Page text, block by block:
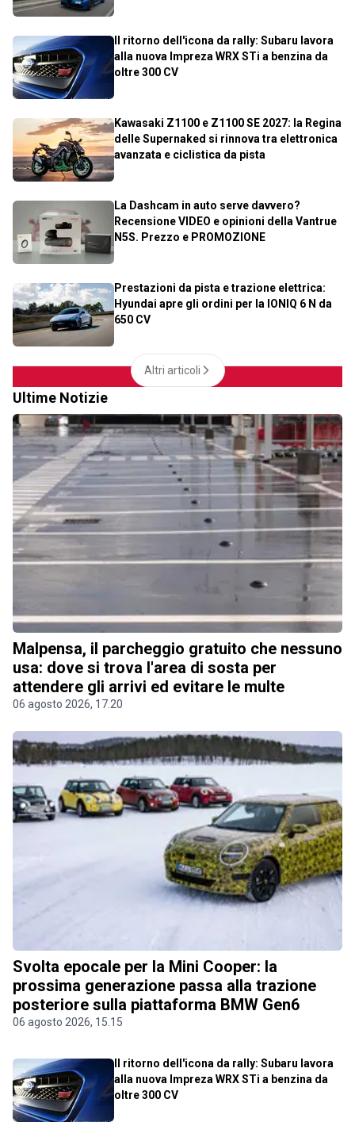
Il ritorno dell'icona da rally: Subaru lavora
alla nuova Impreza WRX STi a benzina da
oltre 300 CV
Kawasaki Z1100 e Z1100 SE 2027: la Regina
delle Supernaked si rinnova tra elettronica
avanzata e ciclistica da pista
La Dashcam in auto serve davvero?
Recensione VIDEO e opinioni della Vantrue
N5S. Prezzo e PROMOZIONE
Prestazioni da pista e trazione elettrica:
Hyundai apre gli ordini per la IONIQ 6 N da
650 CV
Altri articoli
Ultime Notizie
Malpensa, il parcheggio gratuito che nessuno
usa: dove si trova l'area di sosta per
attendere gli arrivi ed evitare le multe
06 agosto 2026, 17.20
Svolta epocale per la Mini Cooper: la
prossima generazione passa alla trazione
posteriore sulla piattaforma BMW Gen6
06 agosto 2026, 15.15
Il ritorno dell'icona da rally: Subaru lavora
alla nuova Impreza WRX STi a benzina da
oltre 300 CV